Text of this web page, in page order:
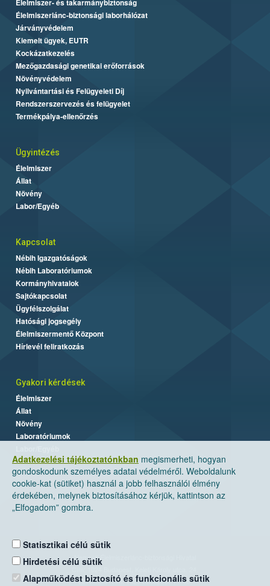
Adatkezelési tájékoztatónkban megismerheti, hogyan
gondoskodunk személyes adatai védelméről. Weboldalunk
cookie-kat (sütiket) használ a jobb felhasználói élmény
érdekében, melynek biztosításához kérjük, kattintson az
„Elfogadom” gombra.
Statisztikai célú sütik
Hirdetési célú sütik
Alapműködést biztosító és funkcionális sütik
Élelmiszer- és takarmánybiztonság
Élelmiszerlánc-biztonsági laborhálózat
Járványvédelem
Kiemelt ügyek, EUTR
Kockázatkezelés
Mezőgazdasági genetikai erőforrások
Növényvédelem
Nyilvántartási és Felügyeleti Díj
Rendszerszervezés és felügyelet
Termékpálya-ellenőrzés
Ügyintézés
Élelmiszer
Állat
Növény
Labor/Egyéb
Kapcsolat
Nébih Igazgatóságok
Nébih Laboratóriumok
Kormányhivatalok
Sajtókapcsolat
Ügyfélszolgálat
Hatósági jogsegély
Élelmiszermentő Központ
Hírlevél feliratkozás
Gyakori kérdések
Élelmiszer
Állat
Növény
Laboratóriumok
Nemzeti Élelmiszerlánc-biztonsági Hivatal
Levelezési cím: 1525 Budapest. Pf. 30.